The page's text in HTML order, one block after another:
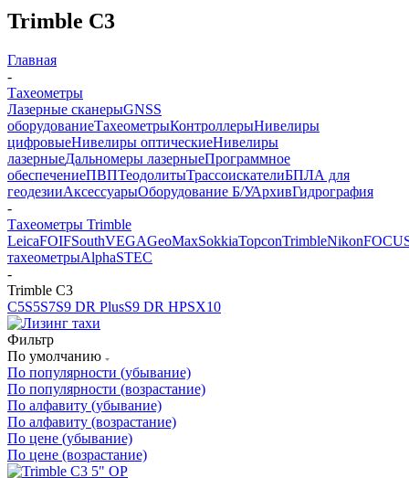
Trimble C3
Главная
-
Тахеометры
Лазерные сканерыGNSS
оборудованиеТахеометрыКонтроллерыНивелиры
цифровыеНивелиры оптическиеНивелиры
лазерныеДальномеры лазерныеПрограммное
обеспечениеПВПТеодолитыТрассоискателиБПЛА для
геодезииАксессуарыОборудование Б/УАрхивГидрография
-
Тахеометры Trimble
LeicaFOIFSouthVEGAGeoMaxSokkiaTopconTrimbleNikon
тахеометрыAlphaSTEC
-
Trimble C3
C5S5S7S9 DR PlusS9 DR HPSX10
Фильтр
По умолчанию
По популярности (убывание)
По популярности (возрастание)
По алфавиту (убывание)
По алфавиту (возрастание)
По цене (убывание)
По цене (возрастание)